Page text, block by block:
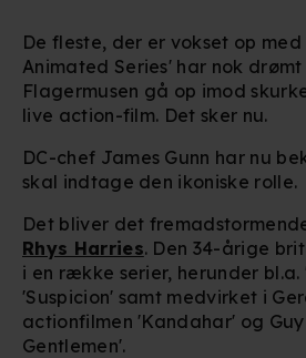
De fleste, der er vokset op med
Animated Series' har nok drømt
Flagermusen gå op imod
live action-film. Det sker nu.
DC-chef James Gunn har nu
skal indtage den ikoniske rolle.
Det bliver det
Rhys Harries. Den 34-årige
i en række serier, herunder bl.a.
'Suspicion' samt medvirket i
actionfilmen 'Kandahar' og Guy
Gentlemen'.